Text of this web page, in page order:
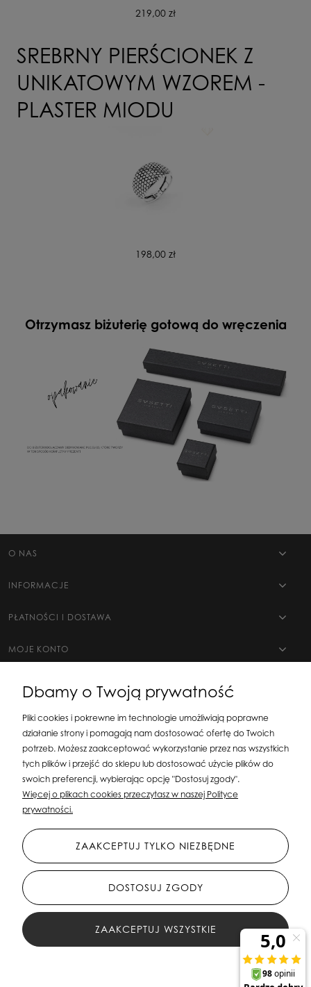
219,00 zł
SREBRNY PIERŚCIONEK Z
UNIKATOWYM WZOREM -
PLASTER MIODU
198,00 zł
Otrzymasz biżuterię gotową do wręczenia
O NAS
INFORMACJE
PŁATNOŚCI I DOSTAWA
MOJE KONTO
Silit Group Maciej Suska
| ul. Astronomów 16, 80-299 Gdańsk, woj. pomorskie
| E-mail:sklepsusetti@gmail.comTel.: 508-107-233 | NIP: 5841956567 REGON:
Dbamy o Twoją prywatność
Pliki cookies i pokrewne im technologie umożliwiają poprawne
działanie strony i pomagają nam dostosować ofertę do Twoich
potrzeb. Możesz zaakceptować wykorzystanie przez nas wszystkich
tych plików i przejść do sklepu lub dostosować użycie plików do
swoich preferencji, wybierając opcję "Dostosuj zgody".
Więcej o plikach cookies przeczytasz w naszej Polityce
prywatności.
ZAAKCEPTUJ TYLKO NIEZBĘDNE
DOSTOSUJ ZGODY
ZAAKCEPTUJ WSZYSTKIE